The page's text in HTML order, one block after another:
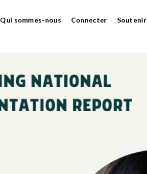
Qui sommes-nous Connecter Soutenir